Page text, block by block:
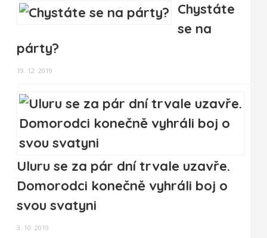
Chystáte
se na
párty?
19. 12. 2019
Uluru se za pár dní trvale uzavře.
Domorodci konečně vyhráli boj o
svou svatyni
3. 10. 2019